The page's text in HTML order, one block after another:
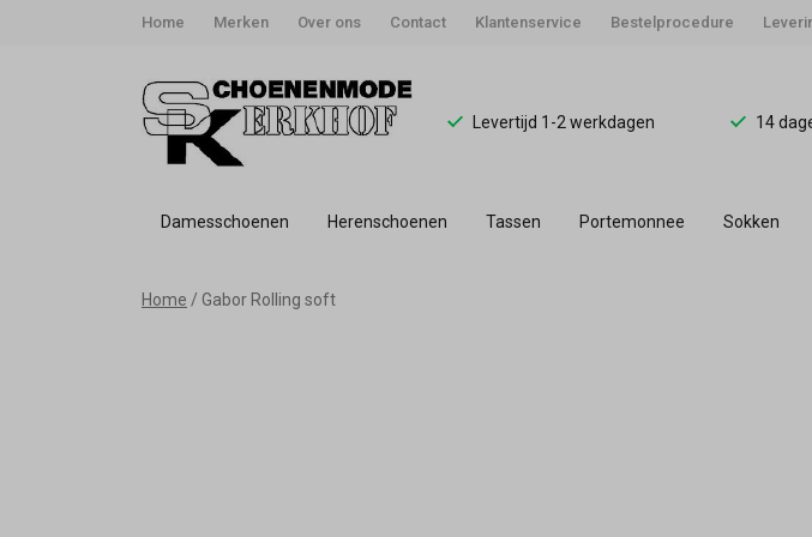
Home Merken Over ons Contact Klantenservice Bestelprocedure
Levertijd 1-2 werkdagen 14
Damesschoenen Herenschoenen Tassen Portemonnee Sokken
GaborHome Gabor Rolling soft